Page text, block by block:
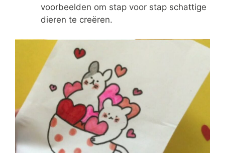
voorbeelden om stap voor stap schattige
dieren te creëren.